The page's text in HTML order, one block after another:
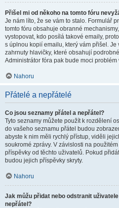
Přišel mi od někoho na tomto fóru
Je nám líto, že se vám to stalo. Formulář
tomto fóru obsahuje obranné
vystopovat, kdo posílá takové emaily,
s úplnou kopií emailu, který vám přišel.
zahrnuty hlavičky, které obsahují
Administrátor fóra pak bude moci problém
Nahoru
Přátelé a nepřátelé
Co jsou seznamy přátel a nepřátel?
Tyto seznamy můžete použít k rozdělení
do vašeho seznamu přátel budou
abyste k nim měli rychlý přístup, viděli
soukromé zprávy. V závislosti na
příspěvky od těchto uživatelů. Pokud
budou jejich příspěvky skryty.
Nahoru
Jak můžu přidat nebo odstranit
nepřátel?